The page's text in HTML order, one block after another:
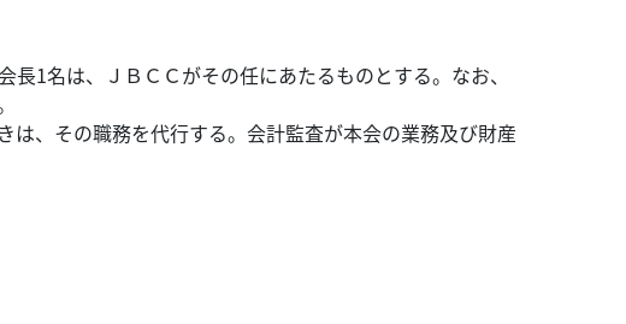
1名は、ＪＢＣＣがその任にあたるものとする。なお、
、その職務を代行する。会計監査が本会の業務及び財産